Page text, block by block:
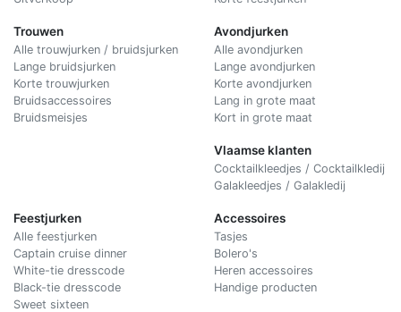
Trouwen
Alle trouwjurken / bruidsjurken
Lange bruidsjurken
Korte trouwjurken
Bruidsaccessoires
Bruidsmeisjes
Avondjurken
Alle avondjurken
Lange avondjurken
Korte avondjurken
Lang in grote maat
Kort in grote maat
Vlaamse klanten
Cocktailkleedjes / Cocktailkledij
Galakleedjes / Galakledij
Feestjurken
Alle feestjurken
Captain cruise dinner
White-tie dresscode
Black-tie dresscode
Sweet sixteen
Accessoires
Tasjes
Bolero's
Heren accessoires
Handige producten